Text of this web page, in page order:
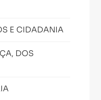
E CIDADANIA
DOS